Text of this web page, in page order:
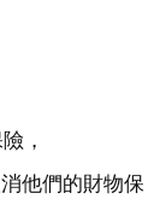
，
他們的財物保